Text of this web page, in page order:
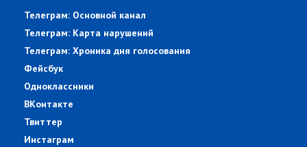
Телеграм: Основной канал
Телеграм: Карта нарушений
Телеграм: Хроника дня голосования
Фейсбук
Одноклассники
ВКонтакте
Твиттер
Инстаграм